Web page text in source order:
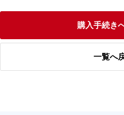
購入手続き
一覧へ